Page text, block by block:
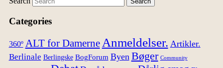
Categories
360º ALT for Damerne Anmeldelser. Artikler.
Berlinale Berlingske BogForum Byen Bøger Community